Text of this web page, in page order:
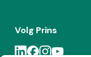
Volg Prins